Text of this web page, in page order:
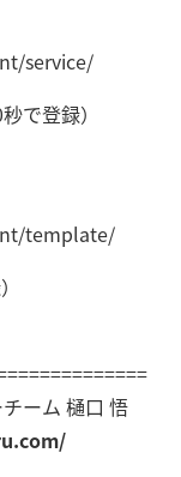
service/
で登録）
template/
ーム 樋口 悟